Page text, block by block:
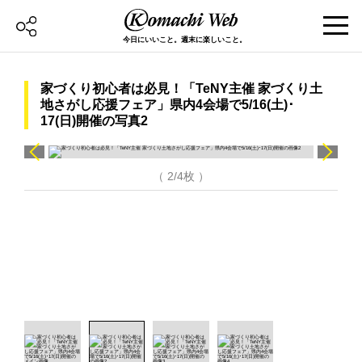
今日にいいこと。週末に楽しいこと。
家づくり初心者は必見！「TeNY主催 家づくり土
地さがし応援フェア」県内4会場で5/16(土)･
17(日)開催の写真2
（ 2/4枚 ）